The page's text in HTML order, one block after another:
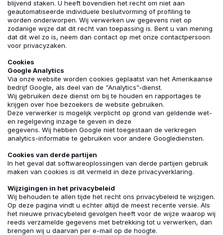
blijvend staken. U heeft bovendien het recht om niet aan
geautomatiseerde individuele besluitvorming of profiling te
worden onderworpen. Wij verwerken uw gegevens niet op
zodanige wijze dat dit recht van toepassing is. Bent u van mening
dat dit wel zo is, neem dan contact op met onze contactpersoon
voor privacyzaken.
Cookies
Google Analytics
Via onze website worden cookies geplaatst van het Amerikaanse
bedrijf Google, als deel van de “Analytics”-dienst.
Wij gebruiken deze dienst om bij te houden en rapportages te
krijgen over hoe bezoekers de website gebruiken.
Deze verwerker is mogelijk verplicht op grond van geldende wet-
en regelgeving inzage te geven in deze
gegevens. Wij hebben Google niet toegestaan de verkregen
analytics-informatie te gebruiken voor andere Googlediensten.
Cookies van derde partijen
In het geval dat softwareoplossingen van derde partijen gebruik
maken van cookies is dit vermeld in deze privacyverklaring.
Wijzigingen in het privacybeleid
Wij behouden te allen tijde het recht ons privacybeleid te wijzigen.
Op deze pagina vindt u echter altijd de meest recente versie. Als
het nieuwe privacybeleid gevolgen heeft voor de wijze waarop wij
reeds verzamelde gegevens met betrekking tot u verwerken, dan
brengen wij u daarvan per e-mail op de hoogte.